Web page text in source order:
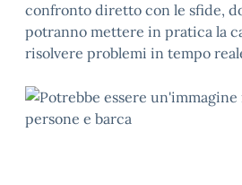
confronto diretto con le sfide,
potranno mettere in pratica la
risolvere problemi in tempo